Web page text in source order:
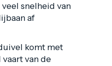
snelheid van
af
komt met
vaart van de